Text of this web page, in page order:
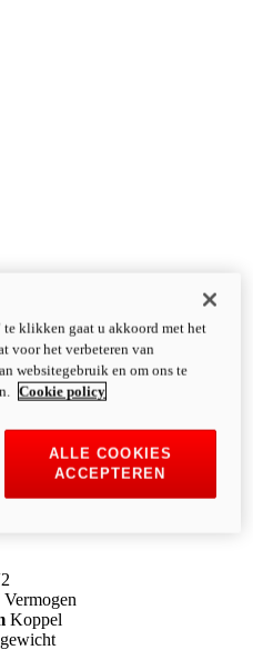
Vermogen
Koppel
gewicht
klikken gaat u akkoord met het
voor het verbeteren van
websitegebruik en om ons te
Cookie policy
ALLE COOKIES
ACCEPTEREN